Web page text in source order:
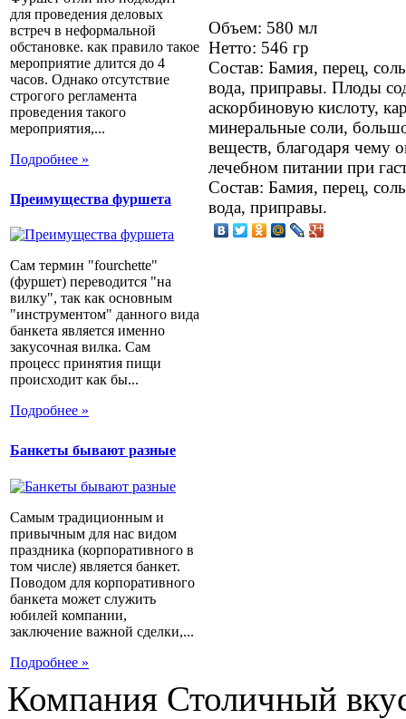
для проведения деловых
встреч в неформальной
обстановке. как правило такое
мероприятие длится до 4
часов. Однако отсутствие
строгого регламента
проведения такого
мероприятия,...
Подробнее »
Преимущества фуршета
Сам термин "fourchette"
(фуршет) переводится "на
вилку", так как основным
"инструментом" данного вида
банкета является именно
закусочная вилка. Сам
процесс принятия пищи
происходит как бы...
Подробнее »
Банкеты бывают разные
Самым традиционным и
привычным для нас видом
праздника (корпоративного в
том числе) является банкет.
Поводом для корпоративного
банкета может служить
юбилей компании,
заключение важной сделки,...
Подробнее »
Объем: 580 мл
Нетто: 546 гр
Состав: Бамия, перец,
вода, приправы. Плоды
аскорбиновую кислоту,
минеральные соли,
веществ, благодаря чему
лечебном питании при
Состав: Бамия, перец,
вода, приправы.
Компания Столичный